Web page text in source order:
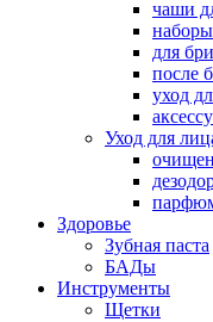
чаши
для
после
уход
Уход для
Здоровье
Зубная паста
БАДы
Инструменты
Щетки